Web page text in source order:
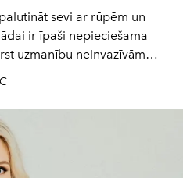
sevi ar rūpēm un
ir īpaši nepieciešama
uzmanību neinvazīvām
iedarbojas maigi, bet
sejas mirdzumu - bez